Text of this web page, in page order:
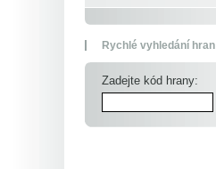
Rychlé vyhledání hran
Zadejte kód hrany: